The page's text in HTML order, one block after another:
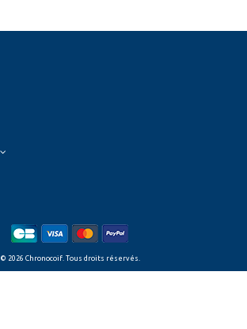
© 2026 Chronocoif. Tous droits réservés.